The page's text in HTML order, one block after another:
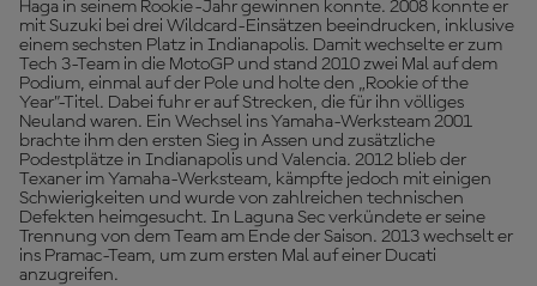
Haga in seinem Rookie-Jahr gewinnen konnte. 2008 konnte er
mit Suzuki bei drei Wildcard-Einsätzen beeindrucken, inklusive
einem sechsten Platz in Indianapolis. Damit wechselte er zum
Tech 3-Team in die MotoGP und stand 2010 zwei Mal auf dem
Podium, einmal auf der Pole und holte den „Rookie of the
Year”-Titel. Dabei fuhr er auf Strecken, die für ihn völliges
Neuland waren. Ein Wechsel ins Yamaha-Werksteam 2001
brachte ihm den ersten Sieg in Assen und zusätzliche
Podestplätze in Indianapolis und Valencia. 2012 blieb der
Texaner im Yamaha-Werksteam, kämpfte jedoch mit einigen
Schwierigkeiten und wurde von zahlreichen technischen
Defekten heimgesucht. In Laguna Sec verkündete er seine
Trennung von dem Team am Ende der Saison. 2013 wechselt er
ins Pramac-Team, um zum ersten Mal auf einer Ducati
anzugreifen.